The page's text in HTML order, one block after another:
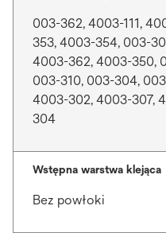
003-362, 4003-111,
353, 4003-354, 003-
4003-362, 4003-350,
003-310, 003-304,
4003-302, 4003-307,
304
Wstępna warstwa klejąca
Bez powłoki